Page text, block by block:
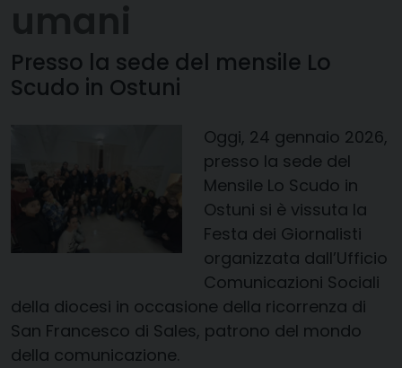
Presso la sede del mensile Lo
Scudo in Ostuni
Oggi, 24 gennaio 2026,
presso la sede del
Mensile Lo Scudo in
Ostuni si è vissuta la
Festa dei Giornalisti
organizzata dall’Ufficio
Comunicazioni Sociali
della diocesi in occasione della ricorrenza di
San Francesco di Sales, patrono del mondo
della comunicazione.